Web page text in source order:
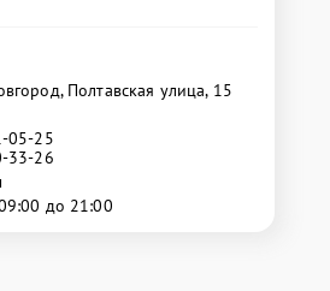
Полтавская улица, 15
05-25
33-26
до 21:00